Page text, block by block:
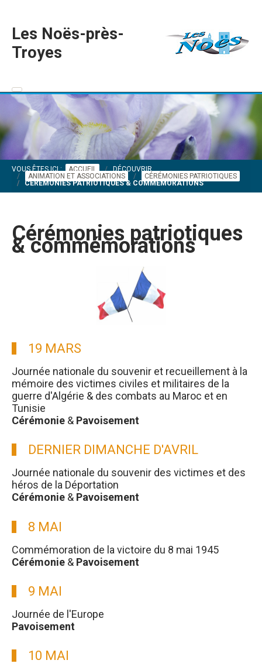
Les Noës-près-
Troyes
VOUS ÊTES ICI : ACCUEIL
DÉCOUVRIR
ANIMATION ET ASSOCIATIONS
CÉRÉMONIES PATRIOTIQUES
CÉRÉMONIES PATRIOTIQUES & COMMÉMORATIONS
Cérémonies patriotiques
& commémorations
19 MARS
Journée nationale du souvenir et recueillement à la
mémoire des victimes civiles et militaires de la
guerre d'Algérie & des combats au Maroc et en
Tunisie
Cérémonie & Pavoisement
DERNIER DIMANCHE D'AVRIL
Journée nationale du souvenir des victimes et des
héros de la Déportation
Cérémonie & Pavoisement
8 MAI
Commémoration de la victoire du 8 mai 1945
Cérémonie & Pavoisement
9 MAI
Journée de l'Europe
Pavoisement
10 MAI